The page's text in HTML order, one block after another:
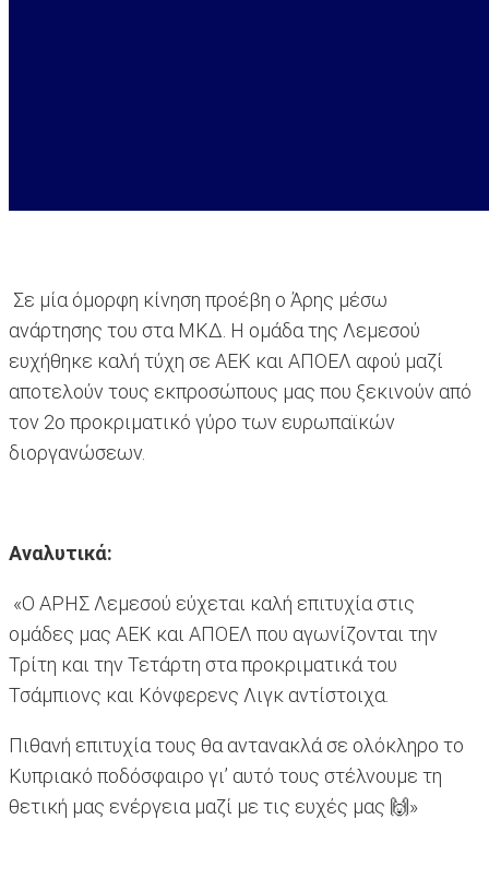
Σε μία όμορφη κίνηση προέβη ο Άρης μέσω
ανάρτησης του στα ΜΚΔ. Η ομάδα της Λεμεσού
ευχήθηκε καλή τύχη σε ΑΕΚ και ΑΠΟΕΛ αφού μαζί
αποτελούν τους εκπροσώπους μας που ξεκινούν από
τον 2ο προκριματικό γύρο των ευρωπαϊκών
διοργανώσεων.
Αναλυτικά:
«Ο ΑΡΗΣ Λεμεσού εύχεται καλή επιτυχία στις
ομάδες μας ΑΕΚ και ΑΠΟΕΛ που αγωνίζονται την
Τρίτη και την Τετάρτη στα προκριματικά του
Τσάμπιονς και Κόνφερενς Λιγκ αντίστοιχα.
Πιθανή επιτυχία τους θα αντανακλά σε ολόκληρο το
Κυπριακό ποδόσφαιρο γι’ αυτό τους στέλνουμε τη
θετική μας ενέργεια μαζί με τις ευχές μας 🙌»